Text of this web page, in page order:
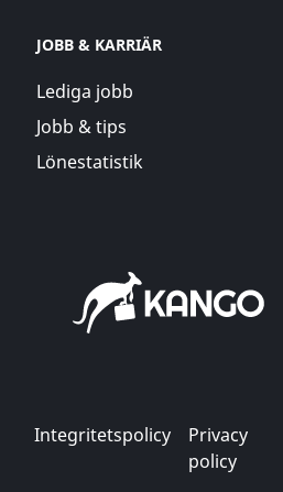
JOBB & KARRIÄR
Lediga jobb
Jobb & tips
Lönestatistik
Integritetspolicy
Privacy
policy